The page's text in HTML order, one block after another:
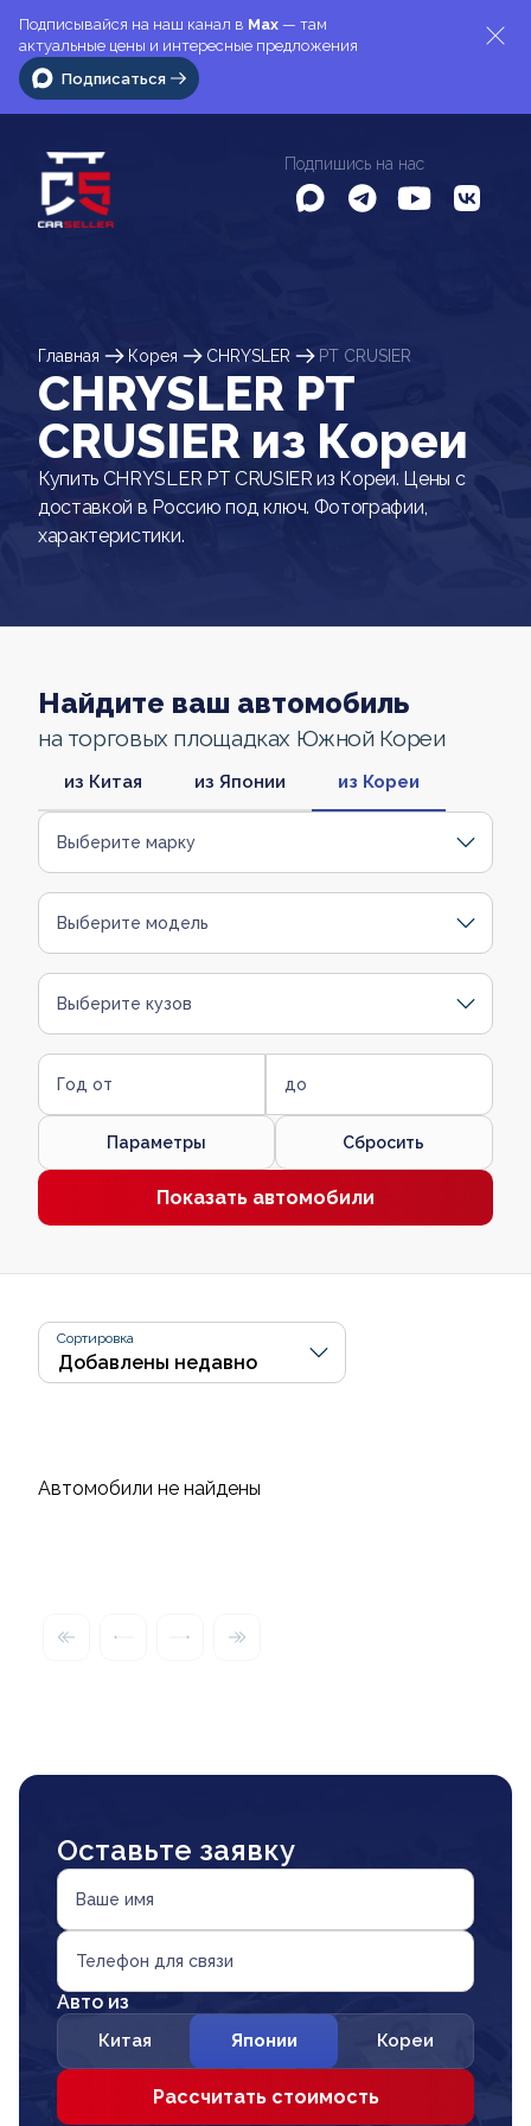
Подписывайся на наш канал в Max — там
актуальные цены и интересные предложения
Подписаться
Подпишись на нас
Главная Корея CHRYSLER PT CRUSIER
CHRYSLER PT
CRUSIER из Кореи
Купить CHRYSLER PT CRUSIER из Кореи. Цены с
доставкой в Россию под ключ. Фотографии,
характеристики.
Найдите ваш автомобиль
на торговых площадках Южной Кореи
из Китая из Японии из Кореи
Выберите марку
Выберите модель
Выберите кузов
Год от до
Параметры Сбросить
Показать автомобили
Сортировка
Автомобили не найдены
Оставьте заявку
Ваше имя
Телефон для связи
Авто из
Китая Японии Кореи
Рассчитать стоимость